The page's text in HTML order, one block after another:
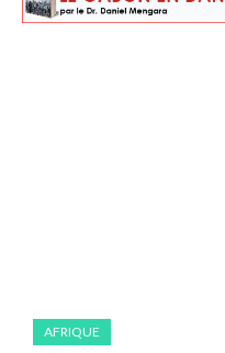
AFRIQUE